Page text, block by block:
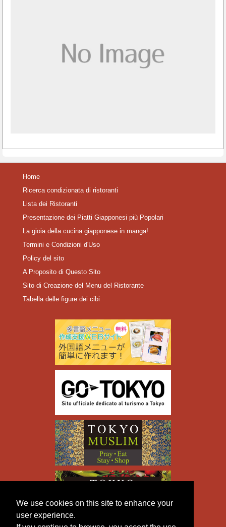
We use cookies on this site to enhance your
user experience.
Home
Ricerca condizionata di ristoranti
Lista dei Ristoranti
Presentazione dei Piatti Giapponesi più Popolari
La gioia della cucina giapponese in manga!
Termini e Condizioni d'Uso
Policy del sito
A Proposito di Questo Sito
Sito di Creazione del Menu del Ristorante
Tabella delle figure dei cibi